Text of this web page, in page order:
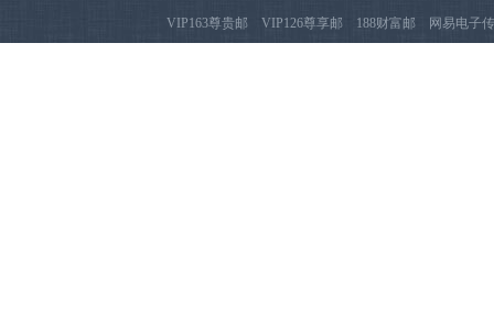
VIP163尊贵邮 VIP126尊享邮 188财富邮 网易电子